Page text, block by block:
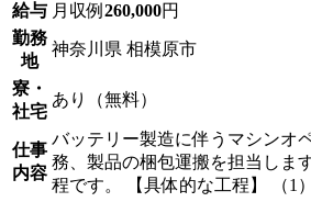
給与 月収例 260,000円
勤務
地
神奈川県 相模原市
寮・
社宅
あり（無料）
仕事
内容
バッテリー製造に伴うマシンオ
務、製品の梱包運搬を担当しま
程です。 【具体的な工程】 （1